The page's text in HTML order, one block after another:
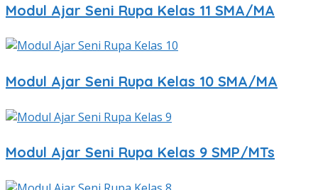
Modul Ajar Seni Rupa Kelas 11 SMA/MA
Modul Ajar Seni Rupa Kelas 10 SMA/MA
Modul Ajar Seni Rupa Kelas 9 SMP/MTs